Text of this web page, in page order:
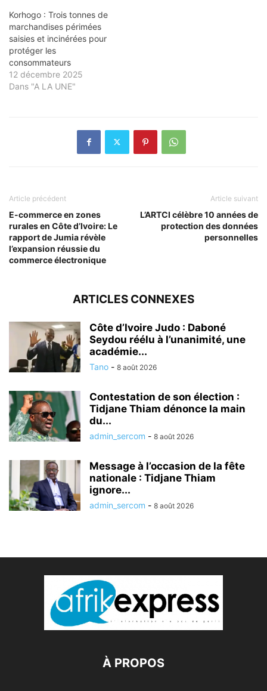
Korhogo : Trois tonnes de
marchandises périmées
saisies et incinérées pour
protéger les
consommateurs
12 décembre 2025
Dans "A LA UNE"
Article précédent
E-commerce en zones
rurales en Côte d’Ivoire: Le
rapport de Jumia révèle
l’expansion réussie du
commerce électronique
Article suivant
L’ARTCI célèbre 10 années de
protection des données
personnelles
ARTICLES CONNEXES
Côte d’Ivoire Judo : Daboné
Seydou réélu à l’unanimité, une
académie...
Tano - 8 août 2026
Contestation de son élection :
Tidjane Thiam dénonce la main
du...
admin_sercom - 8 août 2026
Message à l’occasion de la fête
nationale : Tidjane Thiam
ignore...
admin_sercom - 8 août 2026
À PROPOS